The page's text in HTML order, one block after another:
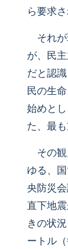
ら要求
それが
が、民
だと認
民の生
始めと
た、最
その観
ゆる、
央防災
直下地
きの状
ートル